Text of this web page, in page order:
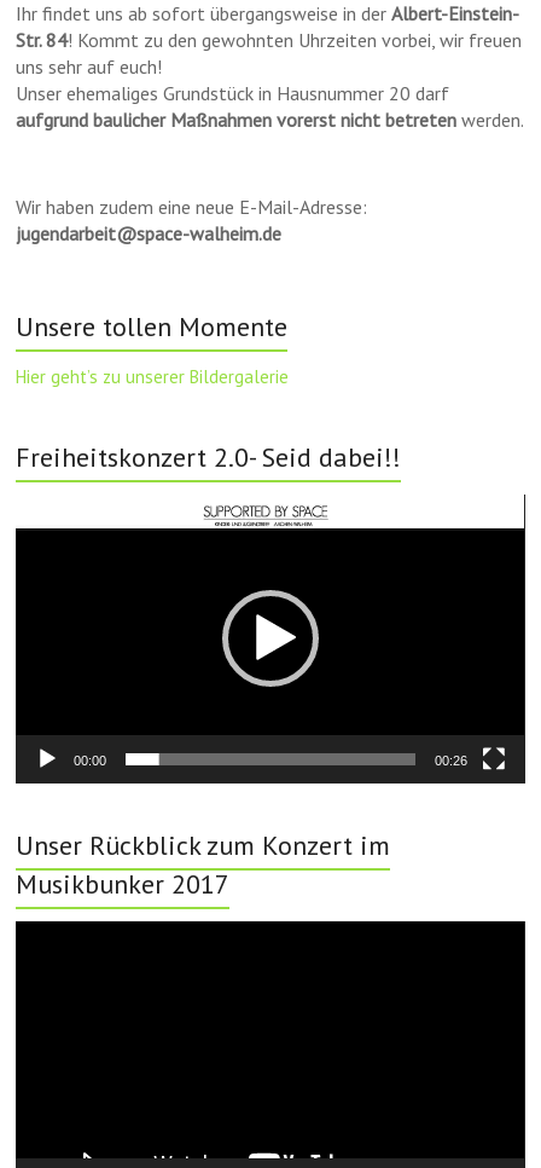
Ihr findet uns ab sofort übergangsweise in derAlbert-Einstein-
Str. 84! Kommt zu den gewohnten Uhrzeiten vorbei, wir freuen
uns sehr auf euch!
Unser ehemaliges Grundstück in Hausnummer 20 darf
aufgrund baulicher Maßnahmen vorerst nicht betreten werden.
Wir haben zudem eine neue E-Mail-Adresse:
jugendarbeit@space-walheim.de
Unsere tollen Momente
Hier geht’s zu unserer Bildergalerie
Freiheitskonzert 2.0- Seid dabei!!
Player
00:00 00:26
Unser Rückblick zum Konzert im
Musikbunker 2017